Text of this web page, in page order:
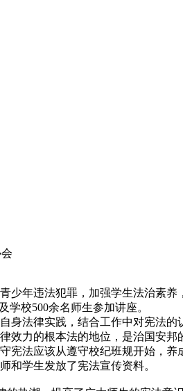
违法犯罪，加强学生法治素养
学校500余名师生参加讲座。
法律实践，结合工作中对宪法的
效力的根本法的地位，是治国安
宪法应该从遵守校纪班规开始，
和学生发放了宪法宣传资料。